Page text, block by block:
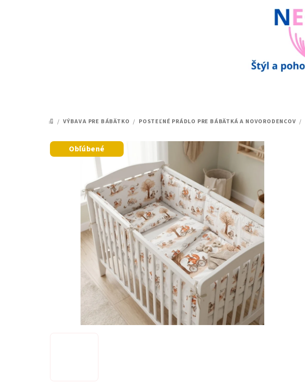
DOMOV
/ VÝBAVA PRE BÁBÄTKO / POSTEĽNÉ PRÁDLO PRE BÁBÄTKÁ A NOVORODENCOV /
Obľúbené